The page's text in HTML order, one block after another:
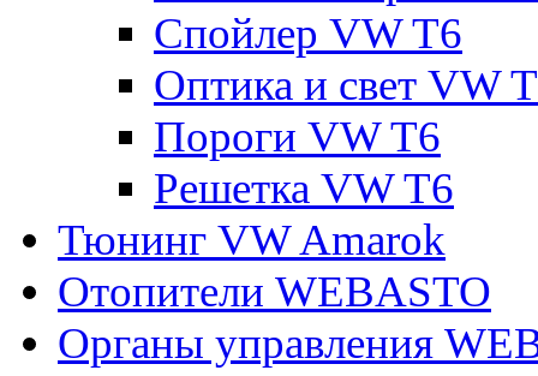
Спойлер VW T6
Оптика и свет VW
Пороги VW T6
Решетка VW T6
Тюнинг VW Amarok
Отопители WEBASTO
Органы управления